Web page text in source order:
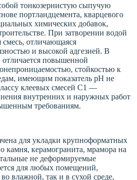
тонкозернистую сыпучую
портландцемента, кварцевого
химических добавок,
При затворении водой
смесь, отличающаяся
и высокой адгезией. В
отличается повышенной
стойкостью к
имеющим показатель рН не
клеевых смесей С1 —
внутренних и наружных работ
требованиям.
для укладки крупноформатных
камня, керамогранита, мрамора на
не деформируемые
для любых помещений,
влажной, так и в сухой среде,